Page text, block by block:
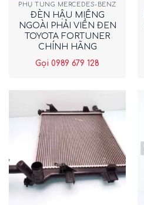
PHỤ TÙNG MERCEDES-BENZ
ĐÈN HẬU MIẾNG
NGOÀI PHẢI VIỀN ĐEN
TOYOTA FORTUNER
CHÍNH HÃNG
Gọi 0989 679 128